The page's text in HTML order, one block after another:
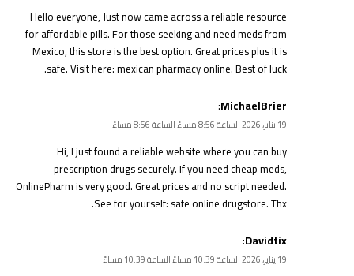
Hello everyone, Just now came across a reliable resource
for affordable pills. For those seeking and need meds from
Mexico, this store is the best option. Great prices plus it is
safe. Visit here:mexican pharmacy online. Best of luck.
MichaelBrier
:
19 يناير، 2026 الساعة 8:56 مساءً الساعة 8:56 مساءً
Hi, I just found a reliable website where you can buy
prescription drugs securely. If you need cheap meds,
OnlinePharm is very good. Great prices and no script needed.
See for yourself: safe online drugstore. Thx.
Davidtix
:
19 يناير، 2026 الساعة 10:39 مساءً الساعة 10:39 مساءً